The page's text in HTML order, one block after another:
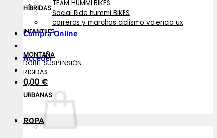
TEAM HUMMI BIKES
Social Ride hummi BIKES
carreras y marchas ciclismo valencia ux
Compra Online
Acceder
0,00 €
HÍBRIDAS
INFANTILES
MONTAÑA
DOBLE SUSPENSIÓN
RÍGIDAS
URBANAS
ROPA